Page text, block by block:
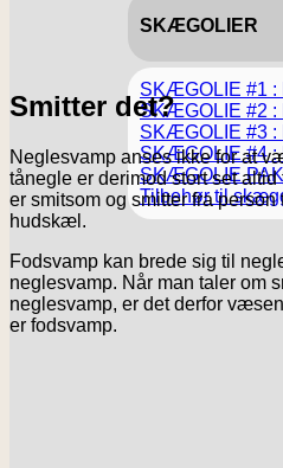
SKÆGOLIER
SKÆGOLIE #1 :
SKÆGOLIE #2 :
SKÆGOLIE #3 :
SKÆGOLIE #4 :
SKÆGOLIE
Tilbehør til
Smitter det?
Neglesvamp anses ikke for at
tånegle er derimod stort set
er smitsom og smitter fra
hudskæl.
Fodsvamp kan brede sig til
neglesvamp. Når man taler om
neglesvamp, er det derfor
er fodsvamp.